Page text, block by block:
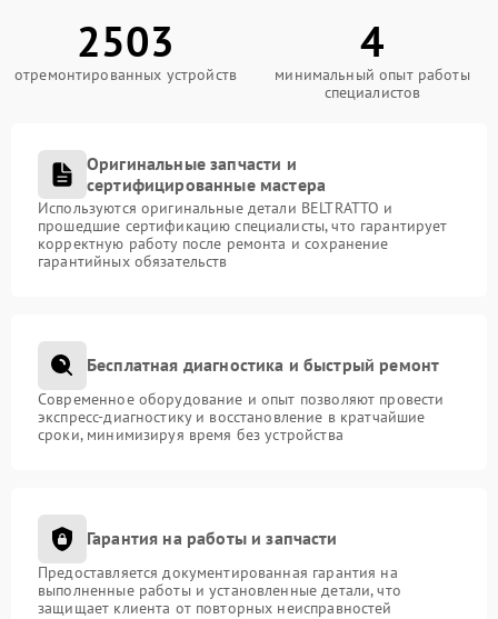
2503
отремонтированных устройств
4
минимальный опыт работы
специалистов
Оригинальные запчасти и
сертифицированные мастера
Используются оригинальные детали BELTRATTO и
прошедшие сертификацию специалисты, что гарантирует
корректную работу после ремонта и сохранение
гарантийных обязательств
Бесплатная диагностика и быстрый ремонт
Современное оборудование и опыт позволяют провести
экспресс-диагностику и восстановление в кратчайшие
сроки, минимизируя время без устройства
Гарантия на работы и запчасти
Предоставляется документированная гарантия на
выполненные работы и установленные детали, что
защищает клиента от повторных неисправностей